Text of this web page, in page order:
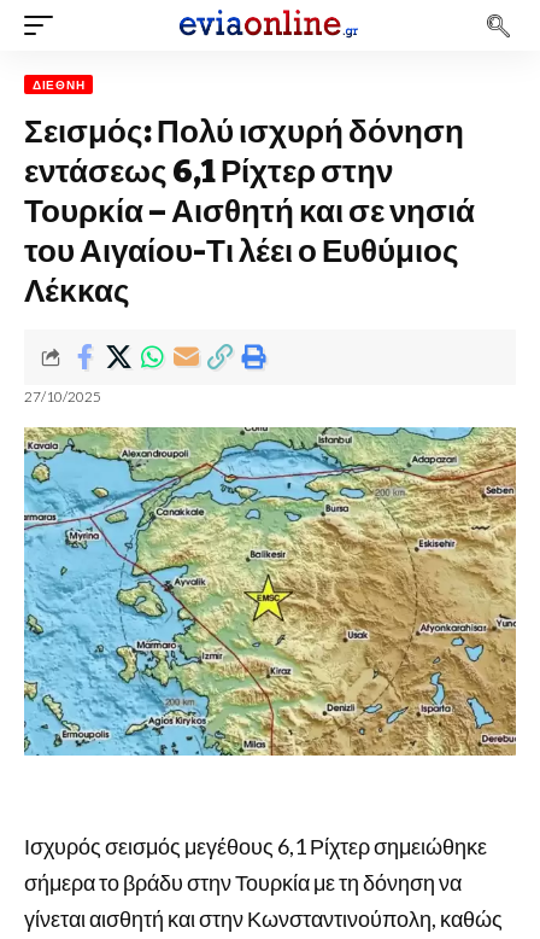
ΔΙΕΘΝΉ
Σεισμός: Πολύ ισχυρή δόνηση
εντάσεως 6,1 Ρίχτερ στην
Τουρκία – Αισθητή και σε νησιά
του Αιγαίου-Τι λέει ο Ευθύμιος
Λέκκας
27/10/2025
Ισχυρός σεισμός μεγέθους 6,1 Ρίχτερ σημειώθηκε
σήμερα το βράδυ στην Τουρκία με τη δόνηση να
γίνεται αισθητή και στην Κωνσταντινούπολη, καθώς